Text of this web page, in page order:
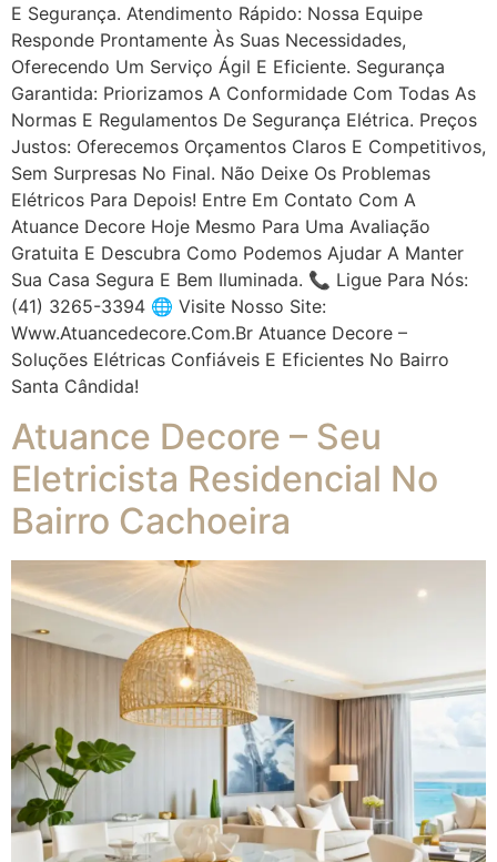
E Segurança. Atendimento Rápido: Nossa Equipe
Responde Prontamente Às Suas Necessidades,
Oferecendo Um Serviço Ágil E Eficiente. Segurança
Garantida: Priorizamos A Conformidade Com Todas As
Normas E Regulamentos De Segurança Elétrica. Preços
Justos: Oferecemos Orçamentos Claros E Competitivos,
Sem Surpresas No Final. Não Deixe Os Problemas
Elétricos Para Depois! Entre Em Contato Com A
Atuance Decore Hoje Mesmo Para Uma Avaliação
Gratuita E Descubra Como Podemos Ajudar A Manter
Sua Casa Segura E Bem Iluminada. 📞 Ligue Para Nós:
(41) 3265-3394 🌐 Visite Nosso Site:
Www.atuancedecore.com.br Atuance Decore –
Soluções Elétricas Confiáveis E Eficientes No Bairro
Santa Cândida!
Atuance Decore – Seu
Eletricista Residencial No
Bairro Cachoeira